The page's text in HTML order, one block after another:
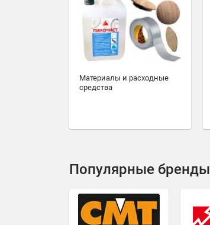
Материалы и расходные
средства
Популярные бренды